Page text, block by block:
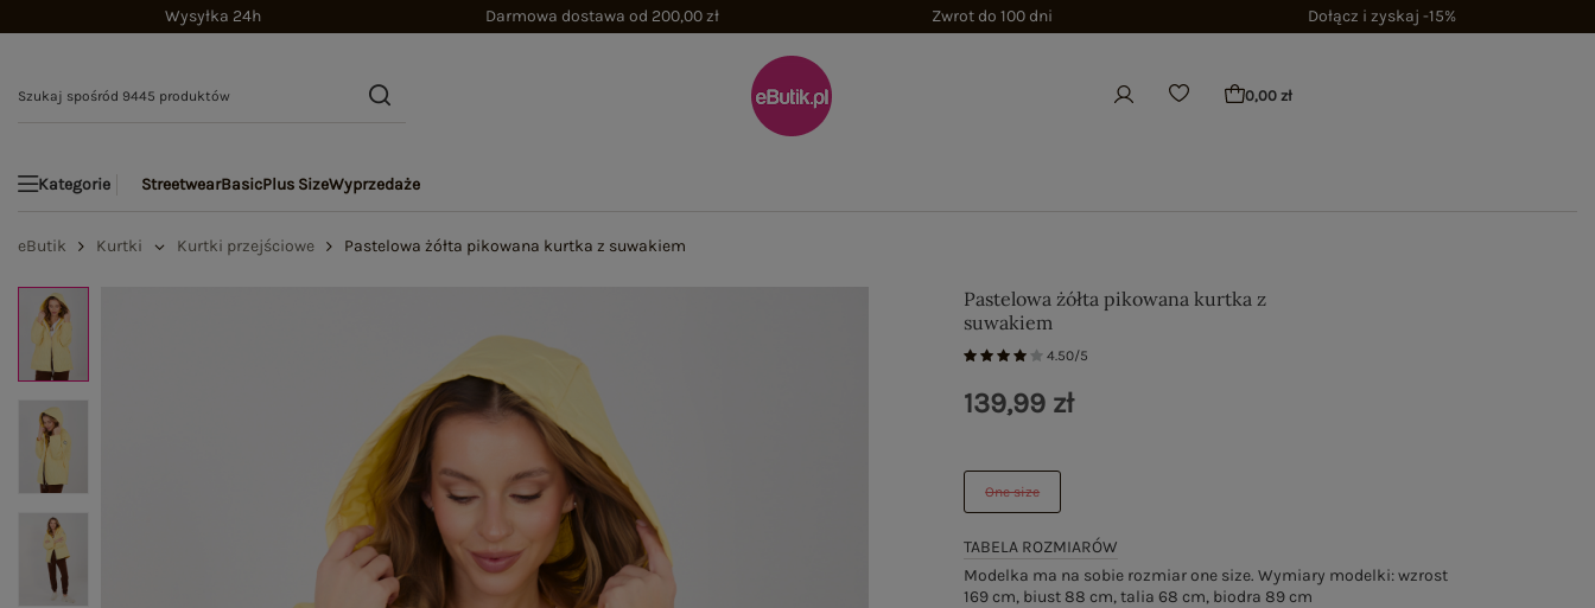
Wysyłka 24h Darmowa dostawa od 200,00 zł Zwrot do 100 dni Dołącz i zyskaj -15%
0,00 zł
Kategorie StreetwearBasicPlus SizeWyprzedaże
eButik Kurtki Kurtki przejściowe Pastelowa żółta pikowana kurtka z suwakiem
Pastelowa żółta pikowana kurtka z
suwakiem
4.50/5
One size
TABELA ROZMIARÓW
Modelka ma na sobie rozmiar one size. Wymiary modelki: wzrost
169 cm, biust 88 cm, talia 68 cm, biodra 89 cm
139,99 zł